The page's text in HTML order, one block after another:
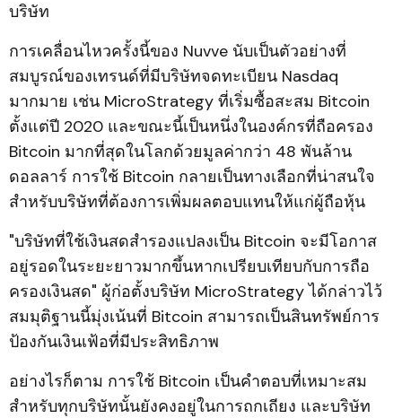
บริษัท
การเคลื่อนไหวครั้งนี้ของ Nuvve นับเป็นตัวอย่างที่
สมบูรณ์ของเทรนด์ที่มีบริษัทจดทะเบียน Nasdaq
มากมาย เช่น MicroStrategy ที่เริ่มซื้อสะสม Bitcoin
ตั้งแต่ปี 2020 และขณะนี้เป็นหนึ่งในองค์กรที่ถือครอง
Bitcoin มากที่สุดในโลกด้วยมูลค่ากว่า 48 พันล้าน
ดอลลาร์ การใช้ Bitcoin กลายเป็นทางเลือกที่น่าสนใจ
สำหรับบริษัทที่ต้องการเพิ่มผลตอบแทนให้แก่ผู้ถือหุ้น
"บริษัทที่ใช้เงินสดสำรองแปลงเป็น Bitcoin จะมีโอกาส
อยู่รอดในระยะยาวมากขึ้นหากเปรียบเทียบกับการถือ
ครองเงินสด" ผู้ก่อตั้งบริษัท MicroStrategy ได้กล่าวไว้
สมมุติฐานนี้มุ่งเน้นที่ Bitcoin สามารถเป็นสินทรัพย์การ
ป้องกันเงินเฟ้อที่มีประสิทธิภาพ
อย่างไรก็ตาม การใช้ Bitcoin เป็นคำตอบที่เหมาะสม
สำหรับทุกบริษัทนั้นยังคงอยู่ในการถกเถียง และบริษัท